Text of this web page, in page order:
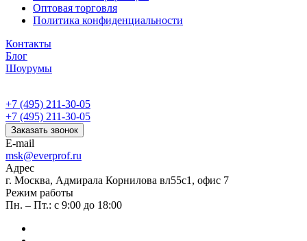
Оптовая торговля
Политика конфиденциальности
Контакты
Блог
Шоурумы
+7 (495) 211-30-05
+7 (495) 211-30-05
Заказать звонок
E-mail
msk@everprof.ru
Адрес
г. Москва, Адмирала Корнилова вл55с1, офис 7
Режим работы
Пн. – Пт.: с 9:00 до 18:00